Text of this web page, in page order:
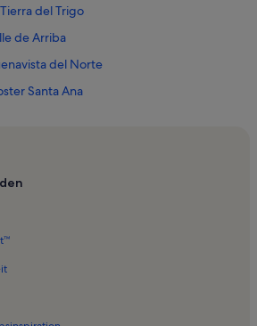
del Trigo
de Arriba
del Norte
Santa Ana
de Interián